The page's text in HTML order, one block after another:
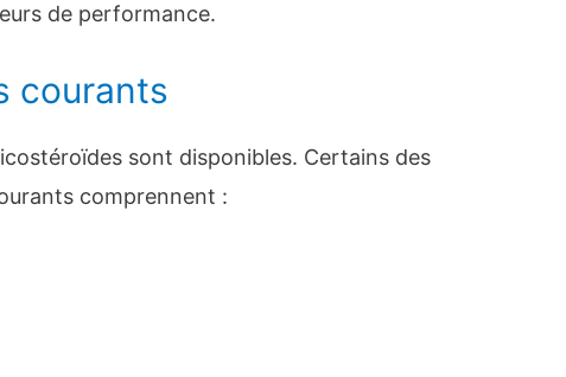
de performance.
courants
sont disponibles. Certains des
comprennent :